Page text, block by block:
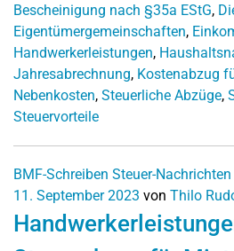
Bescheinigung nach §35a EStG,
Eigentümergemeinschaften,
Handwerkerleistungen,
Jahresabrechnung, Kostenabzug
Nebenkosten, Steuerliche Abzüge,
Steuervorteile
BMF-Schreiben Steuer-Nachrichten
11. September 2023 von Thilo